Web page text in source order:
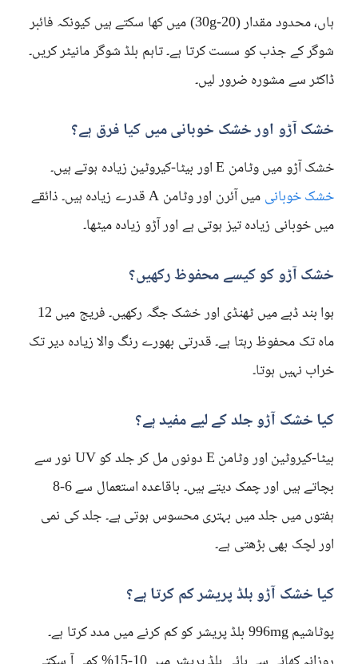
ہاں، محدود مقدار (20-30g) میں کھا سکتے ہیں کیونکہ فائبر
شوگر کے جذب کو سست کرتا ہے۔ تاہم بلڈ شوگر مانیٹر کریں۔
ڈاکٹر سے مشورہ ضرور لیں۔
خشک آڑو اور خشک خوبانی میں کیا فرق ہے؟
خشک آڑو میں وٹامن E اور بیٹا-کیروٹین زیادہ ہوتے ہیں۔
خشک خوبانی
میں آئرن اور وٹامن A قدرے زیادہ ہیں۔ ذائقے
میں خوبانی زیادہ تیز ہوتی ہے اور آڑو زیادہ میٹھا۔
خشک آڑو کو کیسے محفوظ رکھیں؟
ہوا بند ڈبے میں ٹھنڈی اور خشک جگہ رکھیں۔ فریج میں 12
ماہ تک محفوظ رہتا ہے۔ قدرتی بھورے رنگ والا زیادہ دیر تک
خراب نہیں ہوتا۔
کیا خشک آڑو جلد کے لیے مفید ہے؟
بیٹا-کیروٹین اور وٹامن E دونوں مل کر جلد کو UV نور سے
بچاتے ہیں اور چمک دیتے ہیں۔ باقاعدہ استعمال سے 6-8
ہفتوں میں جلد میں بہتری محسوس ہوتی ہے۔ جلد کی نمی
اور لچک بھی بڑھتی ہے۔
کیا خشک آڑو بلڈ پریشر کم کرتا ہے؟
پوٹاشیم 996mg بلڈ پریشر کو کم کرنے میں مدد کرتا ہے۔